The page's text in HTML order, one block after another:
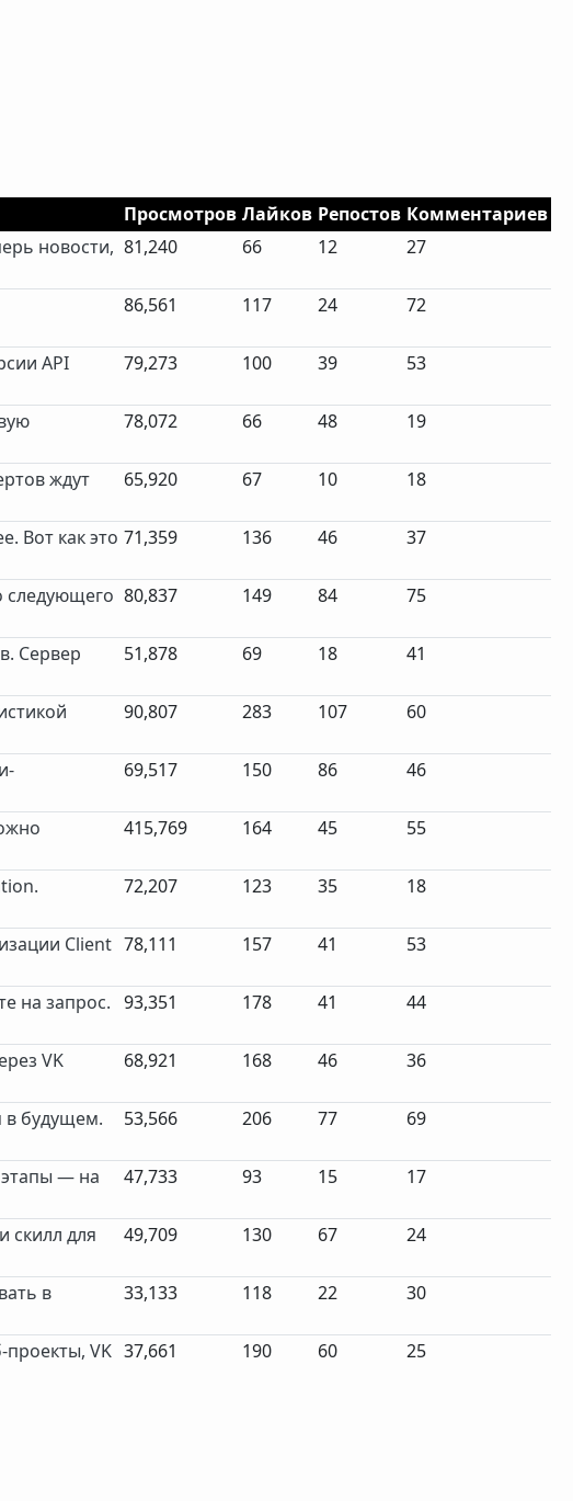
Просмотров Лайков Репостов Комментариев
новости, 81,240 66 12 27
86,561 117 24 72
API
79,273 100 39 53
78,072 66 48 19
ждут
65,920 67 10 18
Вот как это 71,359 136 46 37
следующего 80,837 149 84 75
Сервер
51,878 69 18 41
90,807 283 107 60
69,517 150 86 46
415,769 164 45 55
72,207 123 35 18
Client 78,111 157 41 53
на запрос.
93,351 178 41 44
VK
68,921 168 46 36
в будущем.
53,566 206 77 69
— на
47,733 93 15 17
скилл для
49,709 130 67 24
в
33,133 118 22 30
VK 37,661 190 60 25